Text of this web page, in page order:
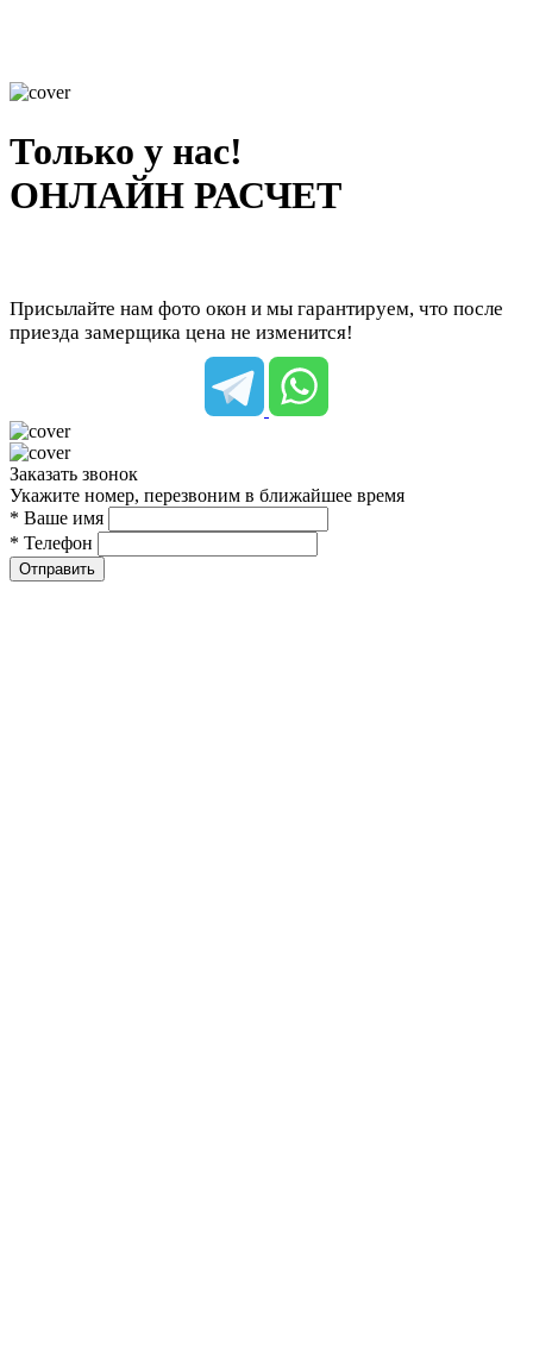
Только у нас!
ОНЛАЙН РАСЧЕТ
Присылайте нам фото окон и мы гарантируем, что после
приезда замерщика цена не изменится!
Заказать звонок
Укажите номер, перезвоним в ближайшее время
* Ваше имя
* Телефон
Отправить